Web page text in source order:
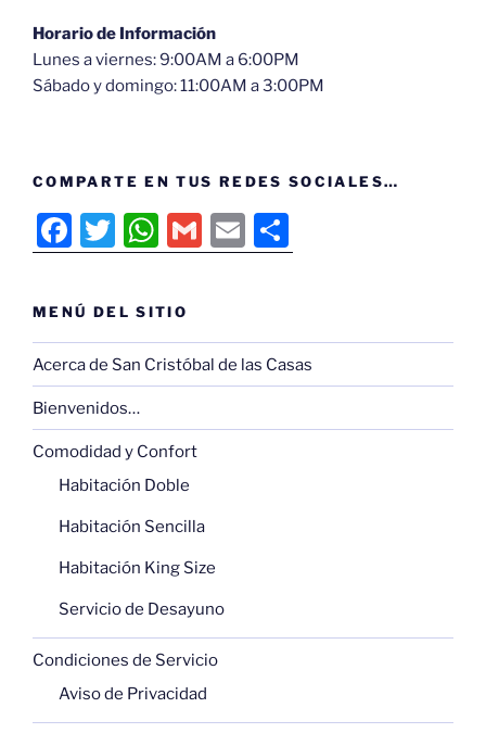
Horario de Información
Lunes a viernes: 9:00AM a 6:00PM
Sábado y domingo: 11:00AM a 3:00PM
COMPARTE EN TUS REDES SOCIALES…
F
a
c
e
b
o
o
k
T
w
itt
er
W
h
at
s
A
p
G
m
l
E
m
l
o
p
ar
MENÚ DEL SITIO
Acerca de San Cristóbal de las Casas
Bienvenidos…
Comodidad y Confort
Habitación Doble
Habitación Sencilla
Habitación King Size
Servicio de Desayuno
Condiciones de Servicio
Aviso de Privacidad